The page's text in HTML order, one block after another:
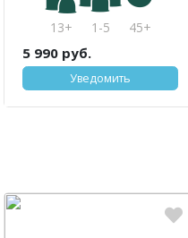
13+ 1-5 45+
5 990 руб.
Уведомить